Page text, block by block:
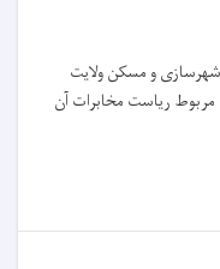
و مسکن ولایت
ریاست مخابرات آن